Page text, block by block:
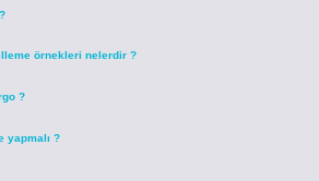
örnekleri nelerdir ?
?
yapmalı ?